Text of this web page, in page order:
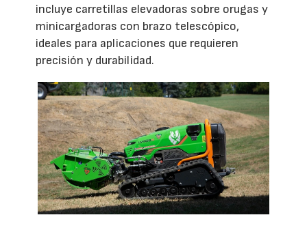
incluye carretillas elevadoras sobre orugas y
minicargadoras con brazo telescópico,
ideales para aplicaciones que requieren
precisión y durabilidad.